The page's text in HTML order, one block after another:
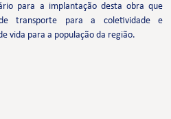
para a implantação desta obra que
transporte para a coletividade e
vida para a população da região.